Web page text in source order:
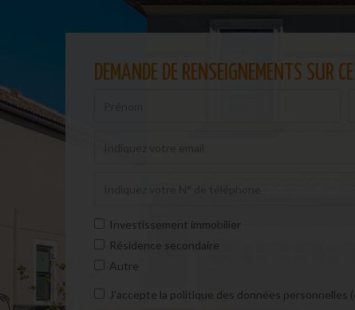
DEMANDE DE RENSEIGNEMENTS SUR
Investissement immobilier
Résidence secondaire
Autre
J'accepte la politique des données personnelles